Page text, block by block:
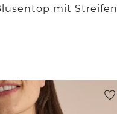
mit Streifen